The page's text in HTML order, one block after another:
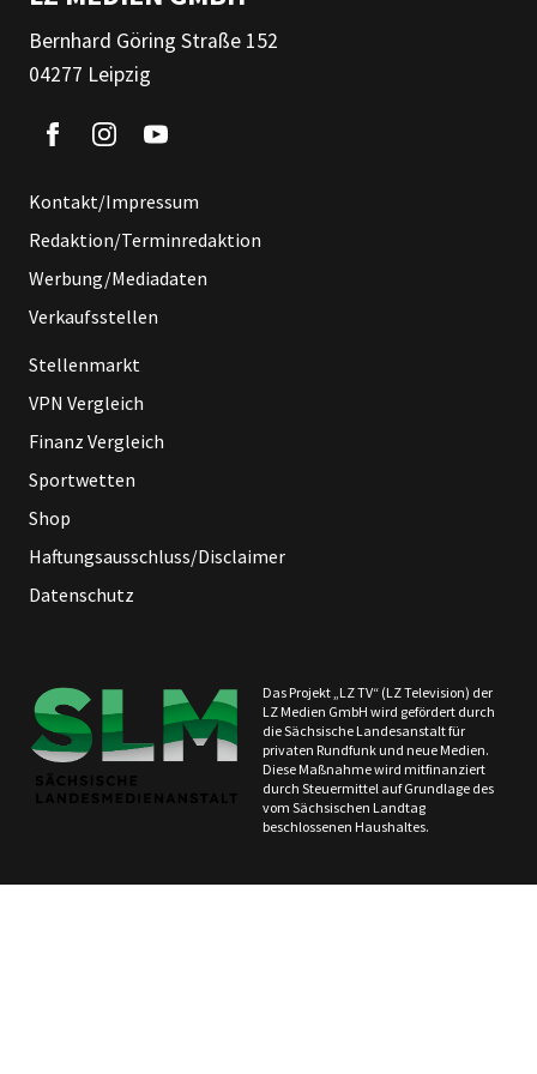
Bernhard Göring Straße 152
04277 Leipzig
Kontakt/Impressum
Redaktion/Terminredaktion
Werbung/Mediadaten
Verkaufsstellen
Stellenmarkt
VPN Vergleich
Finanz Vergleich
Sportwetten
Shop
Haftungsausschluss/Disclaimer
Datenschutz
Das Projekt „LZ TV“ (LZ Television) der
LZ Medien GmbH wird gefördert durch
die Sächsische Landesanstalt für
privaten Rundfunk und neue Medien.
Diese Maßnahme wird mitfinanziert
durch Steuermittel auf Grundlage des
vom Sächsischen Landtag
beschlossenen Haushaltes.